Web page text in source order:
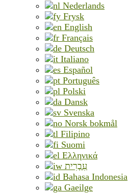
Nederlands
Frysk
English
Français
Deutsch
Italiano
Español
Português
Polski
Dansk
Svenska
Norsk bokmål
Filipino
Suomi
Ελληνικά
עִבְרִית
Bahasa Indonesia
Gaeilge